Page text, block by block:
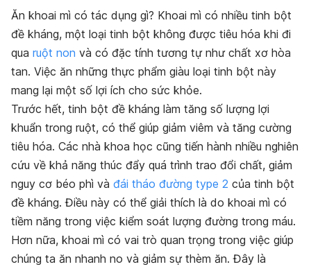
Ăn khoai mì có tác dụng gì? Khoai mì có nhiều tinh bột
đề kháng, một loại tinh bột không được tiêu hóa khi đi
qua ruột non và có đặc tính tương tự như chất xơ hòa
tan. Việc ăn những thực phẩm giàu loại tinh bột này
mang lại một số lợi ích cho sức khỏe.
Trước hết, tinh bột đề kháng làm tăng số lượng lợi
khuẩn trong ruột, có thể giúp giảm viêm và tăng cường
tiêu hóa. Các nhà khoa học cũng tiến hành nhiều nghiên
cứu về khả năng thúc đẩy quá trình trao đổi chất, giảm
nguy cơ béo phì và đái tháo đường type 2 của tinh bột
đề kháng. Điều này có thể giải thích là do khoai mì có
tiềm năng trong việc kiểm soát lượng đường trong máu.
Hơn nữa, khoai mì có vai trò quan trọng trong việc giúp
chúng ta ăn nhanh no và giảm sự thèm ăn. Đây là